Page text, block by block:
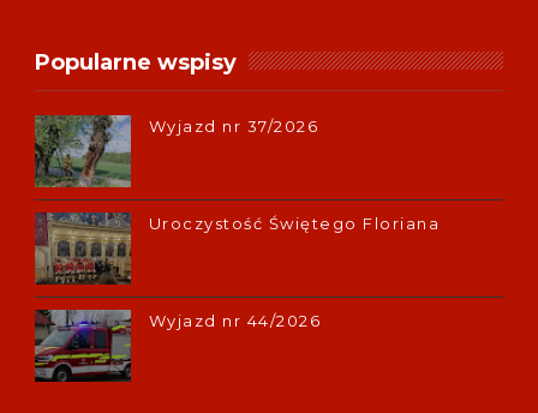
Popularne wspisy
Wyjazd nr 37/2026
Uroczystość Świętego Floriana
Wyjazd nr 44/2026